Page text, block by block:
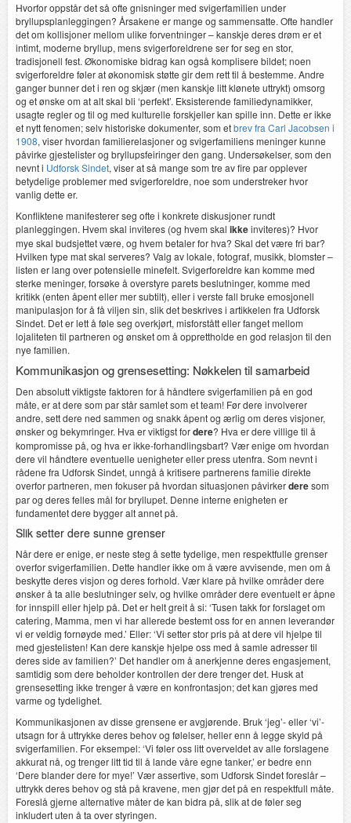
Hvorfor oppstår det så ofte gnisninger med svigerfamilien under
bryllupsplanleggingen? Årsakene er mange og sammensatte. Ofte handler
det om kollisjoner mellom ulike forventninger – kanskje deres drøm er et
intimt, moderne bryllup, mens svigerforeldrene ser for seg en stor,
tradisjonell fest. Økonomiske bidrag kan også komplisere bildet; noen
svigerforeldre føler at økonomisk støtte gir dem rett til å bestemme. Andre
ganger bunner det i ren og skjær (men kanskje litt klønete uttrykt) omsorg
og et ønske om at alt skal bli ‘perfekt’. Eksisterende familiedynamikker,
usagte regler og til og med kulturelle forskjeller kan spille inn. Dette er ikke
et nytt fenomen; selv historiske dokumenter, som etbrev fra Carl Jacobsen i
1908, viser hvordan familierelasjoner og svigerfamiliens meninger kunne
påvirke gjestelister og bryllupsfeiringer den gang. Undersøkelser, som den
nevnt i Udforsk Sindet, viser at så mange som tre av fire par opplever
betydelige problemer med svigerforeldre, noe som understreker hvor
vanlig dette er.
Konfliktene manifesterer seg ofte i konkrete diskusjoner rundt
planleggingen. Hvem skal inviteres (og hvem skal ikkeinviteres)? Hvor
mye skal budsjettet være, og hvem betaler for hva? Skal det være fri bar?
Hvilken type mat skal serveres? Valg av lokale, fotograf, musikk, blomster –
listen er lang over potensielle minefelt. Svigerforeldre kan komme med
sterke meninger, forsøke å overstyre parets beslutninger, komme med
kritikk (enten åpent eller mer subtilt), eller i verste fall bruke emosjonell
manipulasjon for å få viljen sin, slik det beskrives i artikkelen fra Udforsk
Sindet. Det er lett å føle seg overkjørt, misforstått eller fanget mellom
lojaliteten til partneren og ønsket om å opprettholde en god relasjon til den
nye familien.
Kommunikasjon og grensesetting: Nøkkelen til samarbeid
Den absolutt viktigste faktoren for å håndtere svigerfamilien på en god
måte, er at dere som par står samlet som et team! Før dere involverer
andre, sett dere ned sammen og snakk åpent og ærlig om deres visjoner,
ønsker og bekymringer. Hva er viktigst fordere? Hva er dere villige til å
kompromisse på, og hva er ikke-forhandlingsbart? Vær enige om hvordan
dere vil håndtere eventuelle uenigheter eller press utenfra. Som nevnt i
rådene fra Udforsk Sindet, unngå å kritisere partnerens familie direkte
overfor partneren, men fokuser på hvordan situasjonen påvirkerderesom
par og deres felles mål for bryllupet. Denne interne enigheten er
fundamentet dere bygger alt annet på.
Slik setter dere sunne grenser
Når dere er enige, er neste steg å sette tydelige, men respektfulle grenser
overfor svigerfamilien. Dette handler ikke om å være avvisende, men om å
beskytte deres visjon og deres forhold. Vær klare på hvilke områder dere
ønsker å ta alle beslutninger selv, og hvilke områder dere eventuelt er åpne
for innspill eller hjelp på. Det er helt greit å si: ‘Tusen takk for forslaget om
catering, Mamma, men vi har allerede bestemt oss for en annen leverandør
vi er veldig fornøyde med.’ Eller: ‘Vi setter stor pris på at dere vil hjelpe til
med gjestelisten! Kan dere kanskje hjelpe oss med å samle adresser til
deres side av familien?’ Det handler om å anerkjenne deres engasjement,
samtidig som dere beholder kontrollen der dere trenger det. Husk at
grensesetting ikke trenger å være en konfrontasjon; det kan gjøres med
varme og tydelighet.
Kommunikasjonen av disse grensene er avgjørende. Bruk ‘jeg’- eller ‘vi’-
utsagn for å uttrykke deres behov og følelser, heller enn å legge skyld på
svigerfamilien. For eksempel: ‘Vi føler oss litt overveldet av alle forslagene
akkurat nå, og trenger litt tid til å lande våre egne tanker,’ er bedre enn
‘Dere blander dere for mye!’ Vær assertive, som Udforsk Sindet foreslår –
uttrykk deres behov og stå på kravene, men gjør det på en respektfull måte.
Foreslå gjerne alternative måter de kan bidra på, slik at de føler seg
inkludert uten å ta over styringen.